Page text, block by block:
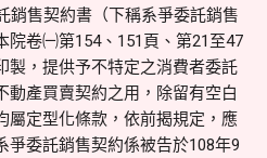
售契約書（下稱系爭委託銷售
卷㈠第154、151頁、第21至47
製，提供予不特定之消費者委託
動產買賣契約之用，除留有空白
屬定型化條款，依前揭規定，應
爭委託銷售契約係被告於108年9